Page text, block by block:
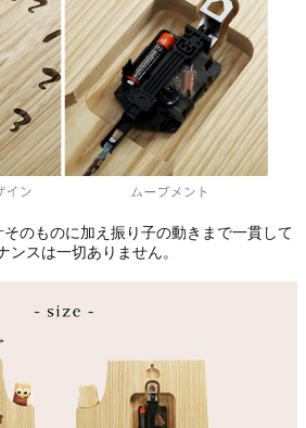
のものに加え振り子の動きまで一貫して
ンスは一切ありません。